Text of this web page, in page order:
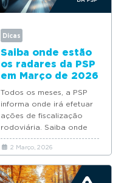
Dicas
Saiba onde estão
os radares da PSP
em Março de 2026
Todos os meses, a PSP
informa onde irá efetuar
ações de fiscalização
rodoviária. Saiba onde
estão os radares da PSP
em Março de...
2 Março, 2026